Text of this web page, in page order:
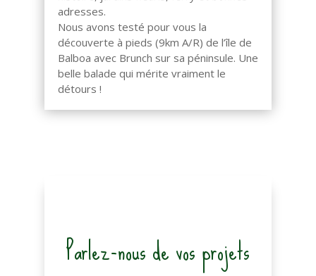
adresses.
Nous avons testé pour vous la
découverte à pieds (9km A/R) de l’île de
Balboa avec Brunch sur sa péninsule. Une
belle balade qui mérite vraiment le
détours !
Parlez-nous de vos projets